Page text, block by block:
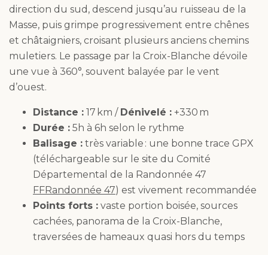
direction du sud, descend jusqu’au ruisseau de la
Masse, puis grimpe progressivement entre chênes
et châtaigniers, croisant plusieurs anciens chemins
muletiers. Le passage par la Croix-Blanche dévoile
une vue à 360°, souvent balayée par le vent
d’ouest.
Distance : 17 km / Dénivelé : +330 m
Durée : 5h à 6h selon le rythme
Balisage : très variable : une bonne trace GPX
(téléchargeable sur le site du Comité
Départemental de la Randonnée 47
FFRandonnée 47) est vivement recommandée
Points forts : vaste portion boisée, sources
cachées, panorama de la Croix-Blanche,
traversées de hameaux quasi hors du temps